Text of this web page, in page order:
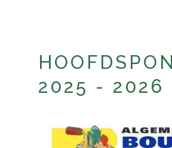
2025 - 2026